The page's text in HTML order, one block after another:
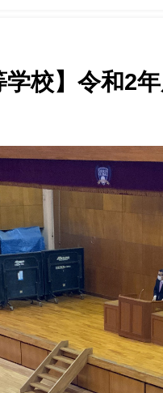
学校】令和2